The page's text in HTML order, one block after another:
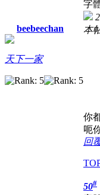
beebeechan
天下一家
字
本
你
呃
回
50#